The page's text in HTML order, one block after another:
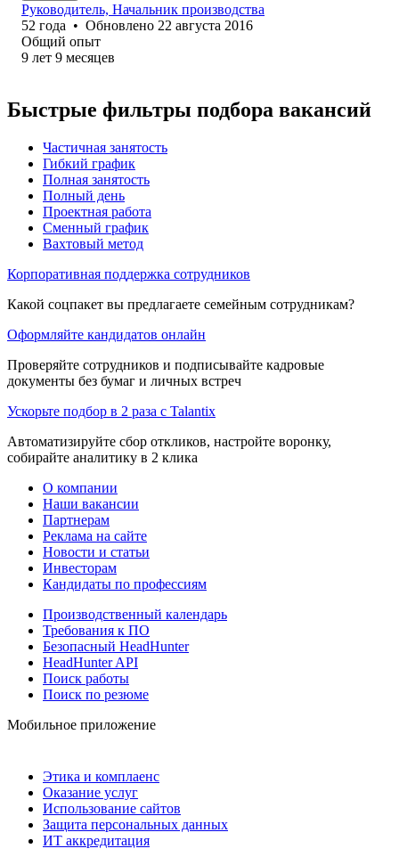
Руководитель, Начальник производства
52 года • Обновлено 22 августа 2016
Общий опыт
9 лет 9 месяцев
Быстрые фильтры подбора вакансий
Частичная занятость
Гибкий график
Полная занятость
Полный день
Проектная работа
Сменный график
Вахтовый метод
Корпоративная поддержка сотрудников
Какой соцпакет вы предлагаете семейным сотрудникам?
Оформляйте кандидатов онлайн
Проверяйте сотрудников и подписывайте кадровые
документы без бумаг и личных встреч
Ускорьте подбор в 2 раза с Talantix
Автоматизируйте сбор откликов, настройте воронку,
собирайте аналитику в 2 клика
О компании
Наши вакансии
Партнерам
Реклама на сайте
Новости и статьи
Инвесторам
Кандидаты по профессиям
Производственный календарь
Требования к ПО
Безопасный HeadHunter
HeadHunter API
Поиск работы
Поиск по резюме
Мобильное приложение
Этика и комплаенс
Оказание услуг
Использование сайтов
Защита персональных данных
ИТ аккредитация